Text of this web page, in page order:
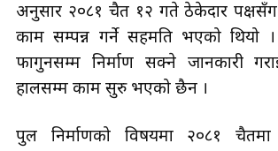
अनुसार २०८१ चैत १२ गते ठेकेदार
काम सम्पन्न गर्ने सहमति भएको थियो
फागुनसम्म निर्माण सक्ने जानकारी
हालसम्म काम सुरु भएको छैन ।
पुल निर्माणको विषयमा २०८१